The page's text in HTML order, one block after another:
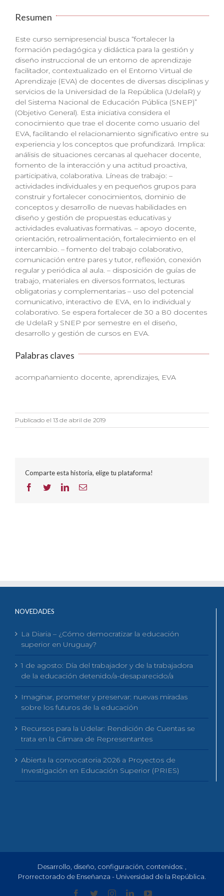
Resumen
Este curso semipresencial busca “fortalecer la
formación pedagógica y didáctica para la gestión y
diseño instruccional de un entorno de aprendizaje
facilitador, contextualizado en el Entorno Virtual de
Aprendizaje (EVA) de docentes de diversas disciplinas y
servicios de la Universidad de la República (UdelaR) y
del Sistema Nacional de Educación Pública (SNEP)”
(Objetivo General). Esta iniciativa considera el
conocimiento que trae el docente como usuario del
EVA, facilitando el relacionamiento significativo entre su
experiencia y los conceptos que profundizará. Implica:
análisis de situaciones cercanas al quehacer docente,
fomento de la interacción y una actitud proactiva,
participativa, colaborativa. Líneas de trabajo: –
actividades individuales y en pequeños grupos para
construir y fortalecer conocimientos, dominio de
conceptos y desarrollo de nuevas habilidades en
diseño y gestión de propuestas educativas y
actividades evaluativas formativas. – apoyo docente,
orientación, retroalimentación, fortalecimiento en el
intercambio. – fomento del trabajo colaborativo,
comunicación entre pares y tutor, reflexión, conexión
regular y periódica al aula. – disposición de guías de
trabajo, materiales en diversos formatos, lecturas
obligatorias y complementarias – uso del potencial
comunicativo, interactivo de EVA, en lo individual y
colaborativo. Se espera fortalecer de 30 a 80 docentes
de UdelaR y SNEP por semestre en el diseño,
desarrollo y gestión de cursos en EVA.
Palabras claves
acompañamiento docente, aprendizajes, EVA
Publicado el 13 de abril de 2019
Comparte esta historia, elige tu plataforma!
Facebook
TwitterLinkedInCorreo
NOVEDADES
La Diaria – ¿Cómo democratizar la educación
superior en Uruguay?
1 de agosto: Día del trabajador y de la trabajadora
de la educación detenido/a-desaparecido/a
Imaginar, prometer y preservar: nuevas miradas
sobre los futuros de la educación
Recursos para la Udelar: Rendición de Cuentas se
trata en la Cámara de Representantes
Abierta la convocatoria 2026 a Proyectos de
Investigación en Educación Superior (PRIES)
Desarrollo, diseño, configuración, contenidos:
Prorrectorado de Enseñanza - Universidad de la República.
Facebook
TwitterInstagramLinkedInYouTube